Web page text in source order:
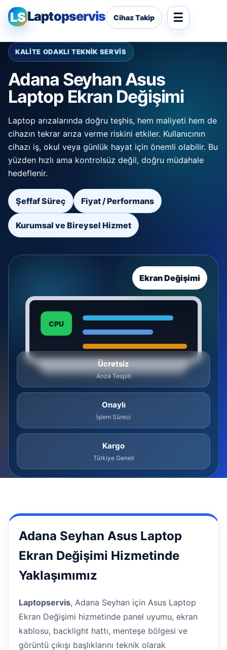
LSLaptopservis Cihaz Takip
KALİTE ODAKLI TEKNİK SERVİS
Adana Seyhan Asus
Laptop Ekran Değişimi
Laptop arızalarında doğru teşhis, hem maliyeti hem de
cihazın tekrar arıza verme riskini etkiler. Kullanıcının
cihazı iş, okul veya günlük hayat için önemli olabilir. Bu
yüzden hızlı ama kontrolsüz değil, doğru müdahale
hedeflenir.
Şeffaf Süreç Fiyat / Performans
Kurumsal ve Bireysel Hizmet
CPU
Ekran Değişimi
Ücretsiz
Arıza Tespiti
Onaylı
İşlem Süreci
Kargo
Türkiye Geneli
Adana Seyhan Asus Laptop
Ekran Değişimi Hizmetinde
Yaklaşımımız
Laptopservis, Adana Seyhan için Asus Laptop
Ekran Değişimi hizmetinde panel uyumu, ekran
kablosu, backlight hattı, menteşe bölgesi ve
görüntü çıkışı başlıklarını teknik olarak